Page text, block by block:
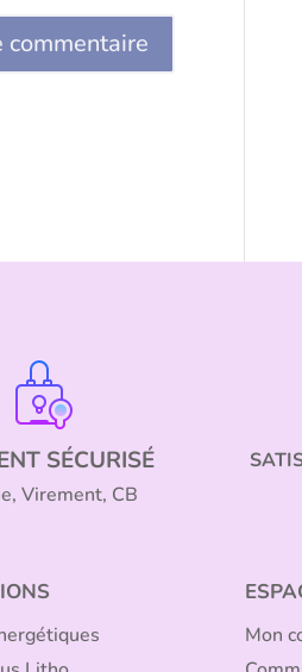
SÉCURISÉ
Virement, CB
Mon